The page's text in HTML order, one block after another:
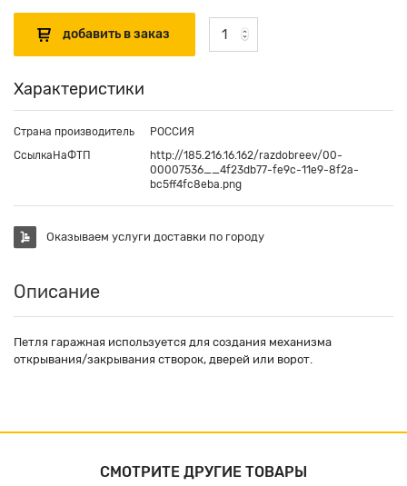
Характеристики
Страна производитель
РОССИЯ
СсылкаНаФТП
http://185.216.16.162/razdobreev/00-
00007536__4f23db77-fe9c-11e9-8f2a-
bc5ff4fc8eba.png
Оказываем услуги доставки по городу
Описание
Петля гаражная используется для создания механизма
открывания/закрывания створок, дверей или ворот.
СМОТРИТЕ ДРУГИЕ ТОВАРЫ